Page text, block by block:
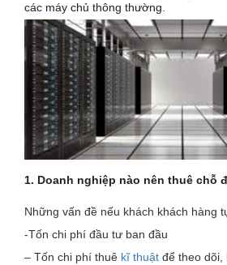
các máy chủ thông thường.
1. Doanh nghiệp nào nên thuê chỗ
Những vấn đề nếu khách khách hàng
-Tốn chi phí đầu tư ban đầu
– Tốn chi phí thuê kĩ thuật để theo dõi,